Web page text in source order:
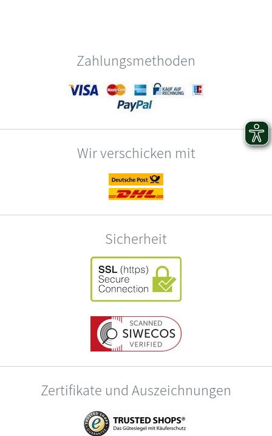
Zahlungsmethoden
Wir verschicken mit
Sicherheit
Zertifikate und Auszeichnungen